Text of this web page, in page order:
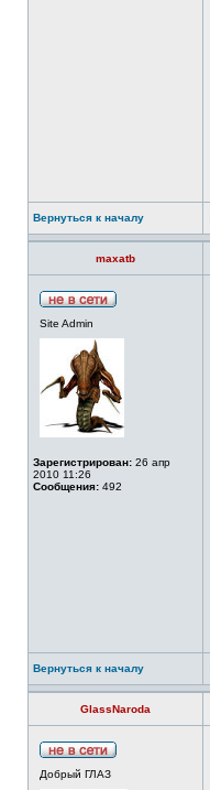
Вернуться к началу
maxatb
Site Admin
Зарегистрирован: 26 апр
2010 11:26
Сообщения: 492
Вернуться к началу
GlassNaroda
Добрый ГЛАЗ